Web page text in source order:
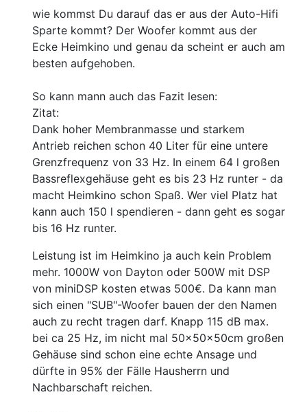
wie kommst Du darauf das er aus der Auto-Hifi
Sparte kommt? Der Woofer kommt aus der
Ecke Heimkino und genau da scheint er auch am
besten aufgehoben.
So kann mann auch das Fazit lesen:
Zitat:
Dank hoher Membranmasse und starkem
Antrieb reichen schon 40 Liter für eine untere
Grenzfrequenz von 33 Hz. In einem 64 l großen
Bassreflexgehäuse geht es bis 23 Hz runter - da
macht Heimkino schon Spaß. Wer viel Platz hat
kann auch 150 l spendieren - dann geht es sogar
bis 16 Hz runter.
Leistung ist im Heimkino ja auch kein Problem
mehr. 1000W von Dayton oder 500W mit DSP
von miniDSP kosten etwas 500€. Da kann man
sich einen "SUB"-Woofer bauen der den Namen
auch zu recht tragen darf. Knapp 115 dB max.
bei ca 25 Hz, im nicht mal 50x50x50cm großen
Gehäuse sind schon eine echte Ansage und
dürfte in 95% der Fälle Hausherrn und
Nachbarschaft reichen.